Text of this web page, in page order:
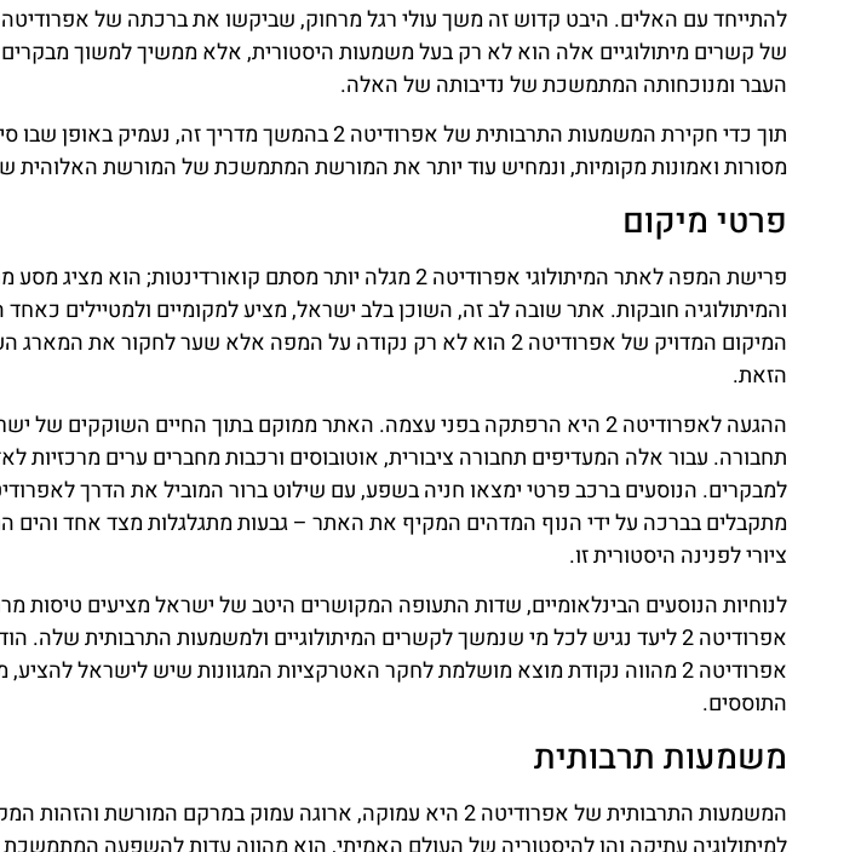
להתייחד עם האלים. היבט קדוש זה משך עולי רגל מרחוק, שביקשו את ברכתה של אפרודיטה
של קשרים מיתולוגיים אלה הוא לא רק בעל משמעות היסטורית, אלא ממשיך למשוך מבקרים
העבר ומנוכחותה המתמשכת של נדיבותה של האלה.
תוך כדי חקירת המשמעות התרבותית של אפרודיטה 2 בהמשך
מסורות ואמונות מקומיות, ונמחיש עוד יותר את המורשת המתמשכת של המורשת האלוהית
פרטי מיקום
פרישת המפה לאתר המיתולוגי אפרודיטה 2 מגלה יותר מסתם
והמיתולוגיה חובקות. אתר שובה לב זה, השוכן בלב ישראל, מציע למקומיים ולמטיילים
המיקום המדויק של אפרודיטה 2 הוא לא רק נקודה על המפה אלא שער לחקור
הזאת.
ההגעה לאפרודיטה 2 היא הרפתקה בפני עצמה. האתר ממוקם בתוך החיים השוקקים
תחבורה. עבור אלה המעדיפים תחבורה ציבורית, אוטובוסים ורכבות מחברים ערים מרכזיות
מתקבלים בברכה על ידי הנוף המדהים המקיף את האתר – גבעות מתגלגלות מצד אחד והים
ציורי לפנינה היסטורית זו.
לנוחיות הנוסעים הבינלאומיים, שדות התעופה המקושרים היטב של ישראל מציעים טיסות
אפרודיטה 2 ליעד נגיש לכל מי שנמשך לקשרים המיתולוגיים ולמשמעות התרבותית
אפרודיטה 2 מהווה נקודת מוצא מושלמת לחקר האטרקציות המגוונות שיש לישראל
התוססים.
משמעות תרבותית
המשמעות התרבותית של אפרודיטה 2 היא עמוקה, ארוגה עמוק במרקם